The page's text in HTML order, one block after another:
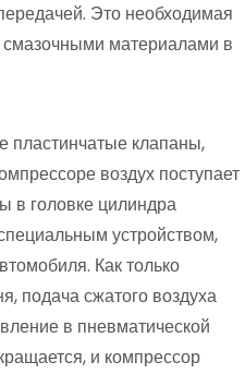
Это необходимая
смазочными материалами в
пластинчатые клапаны,
воздух поступает
в головке цилиндра
устройством,
Как только
подача сжатого воздуха
в пневматической
и компрессор